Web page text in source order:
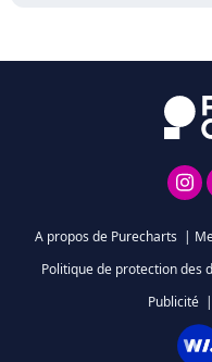
A propos de Purecharts |
Politique de protection des
Publicité |